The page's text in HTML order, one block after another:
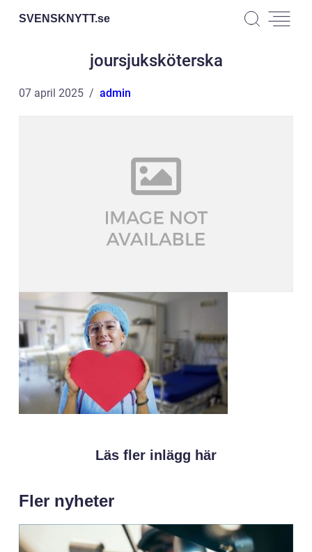
SVENSKNYTT.se
joursjuksköterska
07 april 2025 admin
Läs fler inlägg här
Fler nyheter